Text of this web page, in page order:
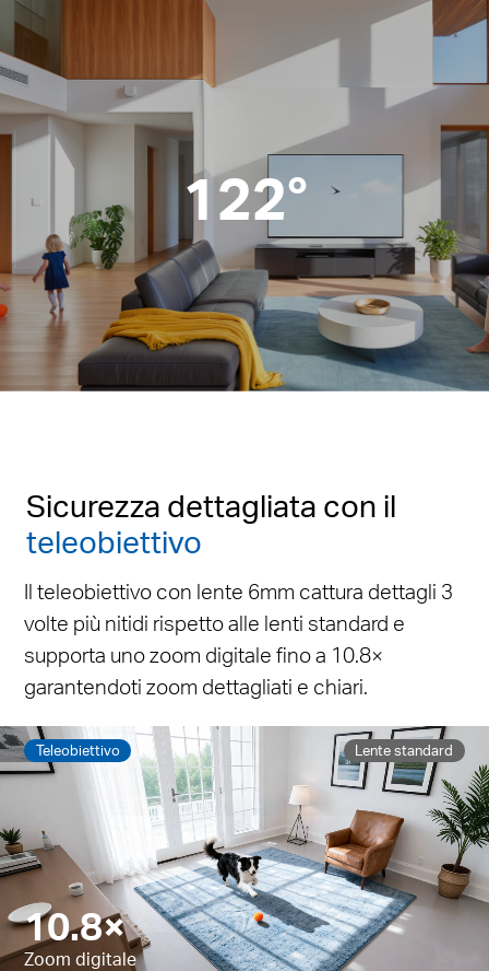
122°
Sicurezza dettagliata con il
teleobiettivo
Il teleobiettivo con lente 6mm cattura dettagli 3
volte più nitidi rispetto alle lenti standard e
supporta uno zoom digitale fino a 10.8×
garantendoti zoom dettagliati e chiari.
Teleobiettivo
10.8×
Zoom digitale
Lente standard